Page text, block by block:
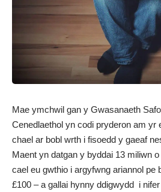
Mae ymchwil gan y Gwasanaeth
Cenedlaethol yn codi pryderon am yr
chael ar bobl wrth i fisoedd y gaeaf
Maent yn datgan y byddai 13 miliwn
cael eu gwthio i argyfwng ariannol pe
£100 – a gallai hynny ddigwydd i